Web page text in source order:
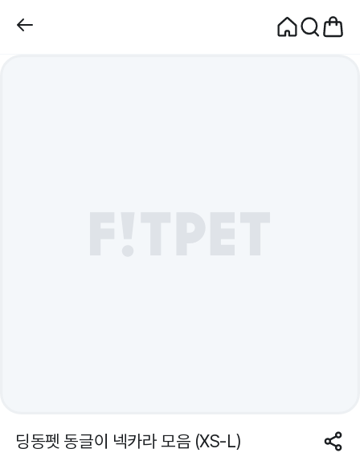
딩동펫 동글이 넥카라 모음 (XS-L)